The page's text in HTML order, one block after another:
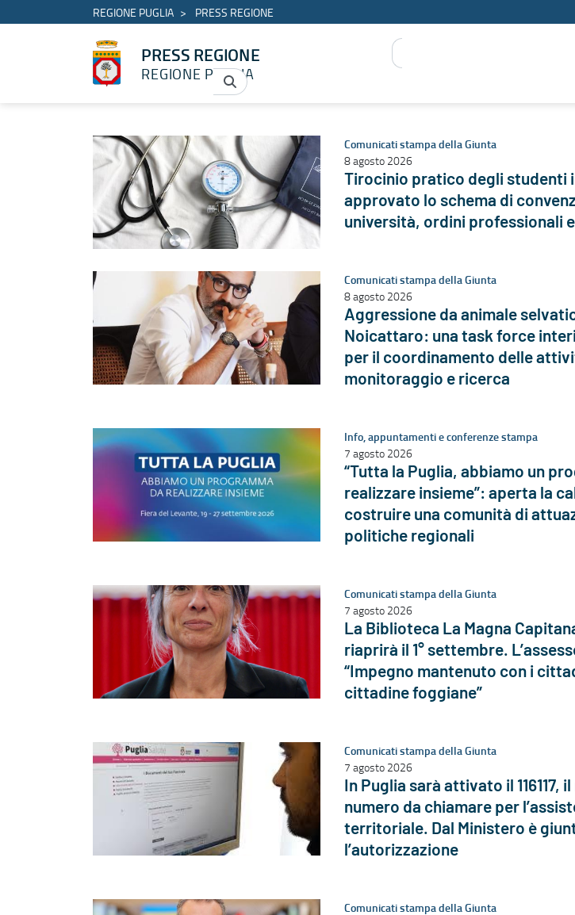
REGIONE PUGLIA PRESS REGIONE
PRESS REGIONE
REGIONE PUGLIA
Comunicati stampa della Giunta
8 agosto 2026
Tirocinio pratico degli studenti
approvato lo schema di
università, ordini professionali
Comunicati stampa della Giunta
8 agosto 2026
Aggressione da animale
Noicattaro: una task force
per il coordinamento delle
monitoraggio e ricerca
Info, appuntamenti e conferenze stampa
7 agosto 2026
“Tutta la Puglia, abbiamo un
realizzare insieme”: aperta la
costruire una comunità di
politiche regionali
Comunicati stampa della Giunta
7 agosto 2026
La Biblioteca La Magna
riaprirà il 1° settembre.
“Impegno mantenuto con i
cittadine foggiane”
Comunicati stampa della Giunta
7 agosto 2026
In Puglia sarà attivato il 116117,
numero da chiamare per
territoriale. Dal Ministero è
l’autorizzazione
Comunicati stampa della Giunta